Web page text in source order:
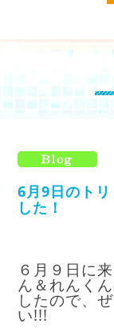
6月9日のト
した！
６月９日に
ん＆れんく
したので、
い!!!